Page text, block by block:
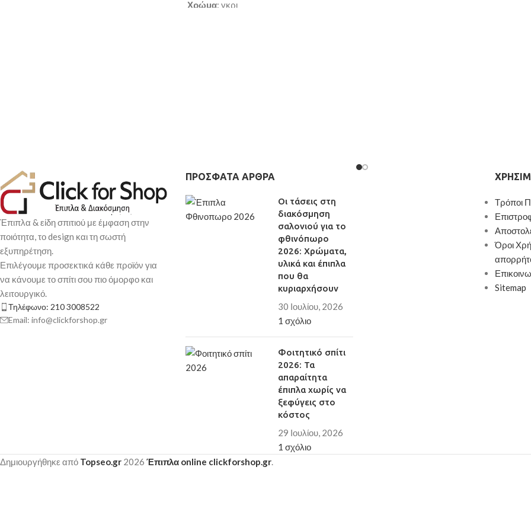
Χρώμα: γκρι
Έπιπλα & είδη σπιτιού με έμφαση στην
ποιότητα, το design και τη σωστή
εξυπηρέτηση.
Επιλέγουμε προσεκτικά κάθε προϊόν για
να κάνουμε το σπίτι σου πιο όμορφο και
λειτουργικό.
Τηλέφωνο: 210 3008522
Email: info@clickforshop.gr
ΠΡΌΣΦΑΤΑ ΆΡΘΡΑ
Οι τάσεις στη
διακόσμηση
σαλονιού για το
φθινόπωρο
2026: Χρώματα,
υλικά και έπιπλα
που θα
κυριαρχήσουν
30 Ιουλίου, 2026
1 σχόλιο
Φοιτητικό σπίτι
2026: Τα
απαραίτητα
έπιπλα χωρίς να
ξεφύγεις στο
κόστος
29 Ιουλίου, 2026
1 σχόλιο
Τρόποι
Όροι
Sitemap
Δημιουργήθηκε από Topseo.gr 2026 Έπιπλα online clickforshop.gr.